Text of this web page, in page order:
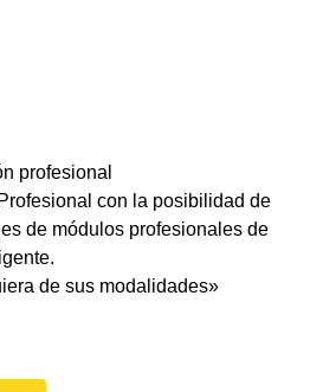
profesional
con la posibilidad de
de módulos profesionales de
de sus modalidades»